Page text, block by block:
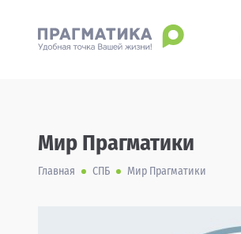
Мир Прагматики
Главная СПБ Мир Прагматики